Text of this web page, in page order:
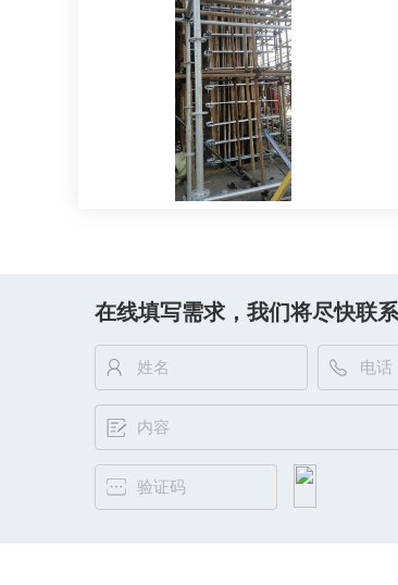
在线填写需求，我们将尽快联系